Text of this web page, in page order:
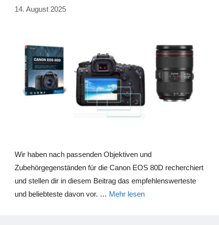
14. August 2025
Wir haben nach passenden Objektiven und
Zubehörgegenständen für die Canon EOS 80D recherchiert
und stellen dir in diesem Beitrag das empfehlenswerteste
und beliebteste davon vor. … Mehr lesen